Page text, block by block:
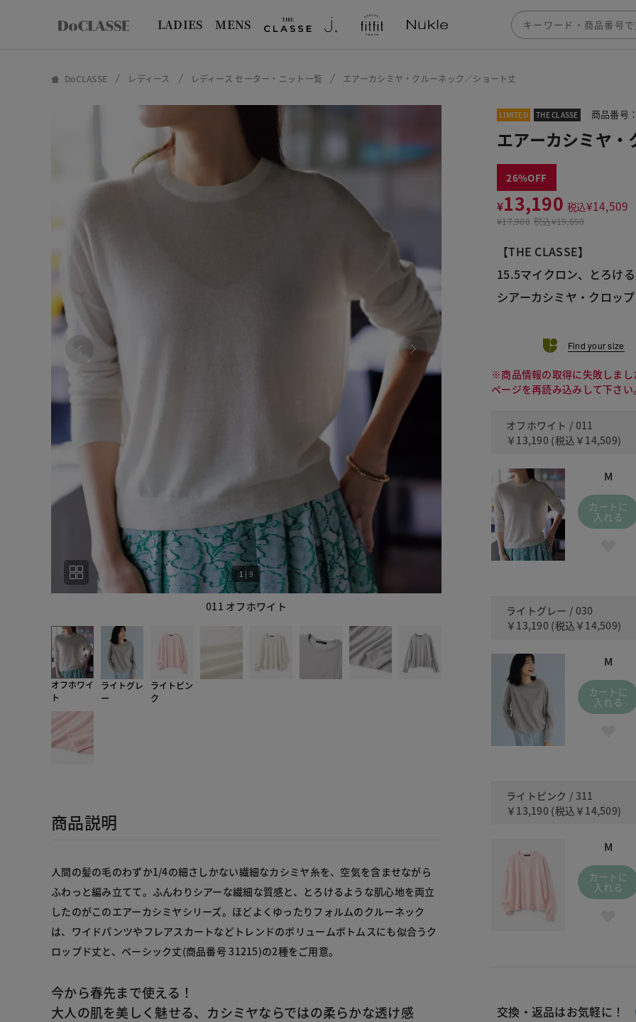
LADIES MENS
DoCLASSE レディース レディース セーター・ニット一覧 エアーカシミヤ・クルーネック／ショート丈
011 オフホワイト
1 | 9
オフホワイ
ト
ライトグレ
ー
ライトピン
ク
商品説明
人間の髪の毛のわずか1/4の細さしかない繊細なカシミヤ糸を、空気を含ませながら
ふわっと編み立てて。ふんわりシアーな繊細な質感と、とろけるような肌心地を両立
したのがこのエアーカシミヤシリーズ。ほどよくゆったりフォルムのクルーネック
は、ワイドパンツやフレアスカートなどトレンドのボリュームボトムスにも似合うク
ロップド丈と、ベーシック丈(商品番号 31215)の2種をご用意。
今から春先まで使える！
大人の肌を美しく魅せる、カシミヤならではの柔らかな透け感
LIMITED THE CLASSE 商品番号
エアーカシミヤ・
26
¥13,190 税込¥14,509
¥17,900 税込¥19,690
【THE CLASSE】
15.5マイクロン、とろける
シアーカシミヤ・クロッ
Find your size
※商品情報の取得に失敗しまし
ページを再読み込みして下さい。
オフホワイト / 011
￥13,190 (税込 ￥14,509)
M
カートに
入れる
ライトグレー / 030
￥13,190 (税込 ￥14,509)
M
カートに
入れる
ライトピンク / 311
￥13,190 (税込 ￥14,509)
M
カートに
入れる
交換・返品はお気軽に！